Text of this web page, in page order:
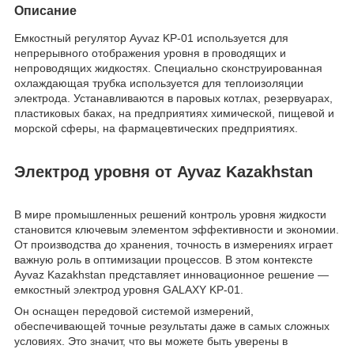
Описание
Емкостный регулятор Ayvaz KP-01 используется для
непрерывного отображения уровня в проводящих и
непроводящих жидкостях. Специально сконструированная
охлаждающая трубка используется для теплоизоляции
электрода. Устанавливаются в паровых котлах, резервуарах,
пластиковых баках, на предприятиях химической, пищевой и
морской сферы, на фармацевтических предприятиях.
Электрод уровня от Ayvaz Kazakhstan
В мире промышленных решений контроль уровня жидкости
становится ключевым элементом эффективности и экономии.
От производства до хранения, точность в измерениях играет
важную роль в оптимизации процессов. В этом контексте
Ayvaz Kazakhstan представляет инновационное решение —
емкостный электрод уровня GALAXY KP-01.
Он оснащен передовой системой измерений,
обеспечивающей точные результаты даже в самых сложных
условиях. Это значит, что вы можете быть уверены в